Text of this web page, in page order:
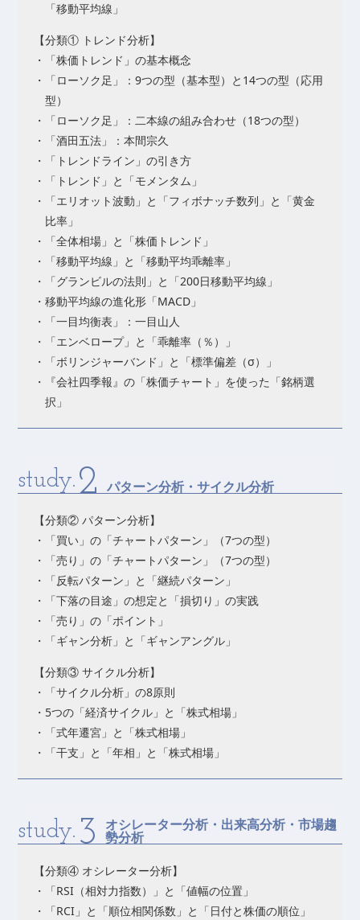
「移動平均線」
【分類① トレンド分析】
・「株価トレンド」の基本概念
・「ローソク足」：9つの型（基本型）と14つの型（応用
型）
・「ローソク足」：二本線の組み合わせ（18つの型）
・「酒田五法」：本間宗久
・「トレンドライン」の引き方
・「トレンド」と「モメンタム」
・「エリオット波動」と「フィボナッチ数列」と「黄金
比率」
・「全体相場」と「株価トレンド」
・「移動平均線」と「移動平均乖離率」
・「グランビルの法則」と「200日移動平均線」
・移動平均線の進化形「MACD」
・「一目均衡表」：一目山人
・「エンベロープ」と「乖離率（％）」
・「ボリンジャーバンド」と「標準偏差（σ）」
・『会社四季報』の「株価チャート」を使った「銘柄選
択」
study.2 パターン分析・サイクル分析
【分類② パターン分析】
・「買い」の「チャートパターン」（7つの型）
・「売り」の「チャートパターン」（7つの型）
・「反転パターン」と「継続パターン」
・「下落の目途」の想定と「損切り」の実践
・「売り」の「ポイント」
・「ギャン分析」と「ギャンアングル」
【分類③ サイクル分析】
・「サイクル分析」の8原則
・5つの「経済サイクル」と「株式相場」
・「式年遷宮」と「株式相場」
・「干支」と「年相」と「株式相場」
study.3 オシレーター分析・出来高分析・市場趨
勢分析
【分類④ オシレーター分析】
・「RSI（相対力指数）」と「値幅の位置」
・「RCI」と「順位相関係数」と「日付と株価の順位」